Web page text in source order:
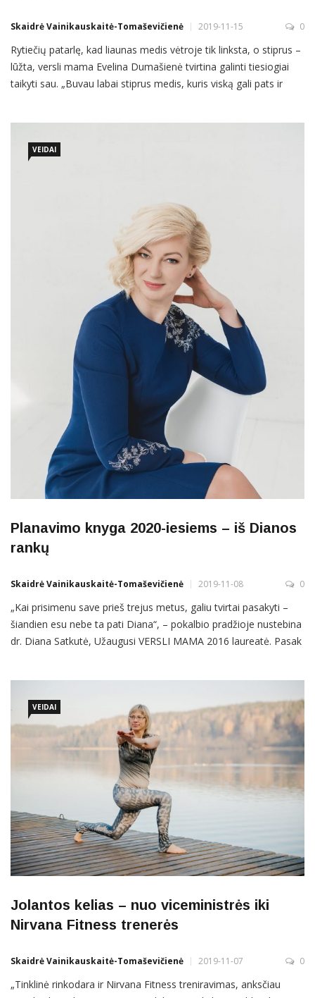
Skaidrė Vainikauskaitė-Tomaševičienė 2019-11-15 0
Rytiečių patarlę, kad liaunas medis vėtroje tik linksta, o stiprus –
lūžta, versli mama Evelina Dumašienė tvirtina galinti tiesiogiai
taikyti sau. „Buvau labai stiprus medis, kuris viską gali pats ir
VEIDAI
Planavimo knyga 2020-iesiems – iš Dianos
rankų
Skaidrė Vainikauskaitė-Tomaševičienė 2019-11-08 0
„Kai prisimenu save prieš trejus metus, galiu tvirtai pasakyti –
šiandien esu nebe ta pati Diana“, – pokalbio pradžioje nustebina
dr. Diana Satkutė, Užaugusi VERSLI MAMA 2016 laureatė. Pasak
VEIDAI
Jolantos kelias – nuo viceministrės iki
Nirvana Fitness trenerės
Skaidrė Vainikauskaitė-Tomaševičienė 2019-11-07 0
„Tinklinė rinkodara ir Nirvana Fitness treniravimas, anksčiau